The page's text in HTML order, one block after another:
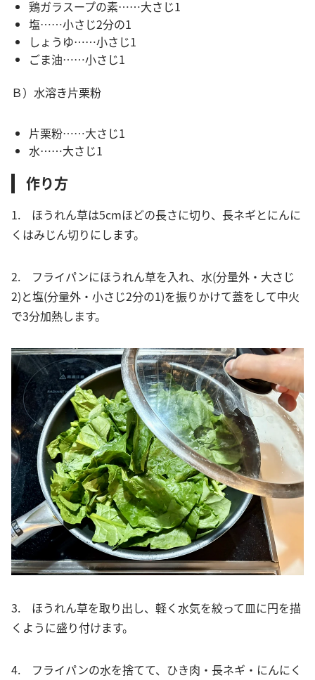
鶏ガラスープの素……大さじ1
塩……小さじ2分の1
しょうゆ……小さじ1
ごま油……小さじ1
Ｂ）水溶き片栗粉
片栗粉……大さじ1
水……大さじ1
作り方
1. ほうれん草は5cmほどの長さに切り、長ネギとにんに
くはみじん切りにします。
2. フライパンにほうれん草を入れ、水(分量外・大さじ
2)と塩(分量外・小さじ2分の1)を振りかけて蓋をして中火
で3分加熱します。
3. ほうれん草を取り出し、軽く水気を絞って皿に円を描
くように盛り付けます。
4. フライパンの水を捨てて、ひき肉・長ネギ・にんにく